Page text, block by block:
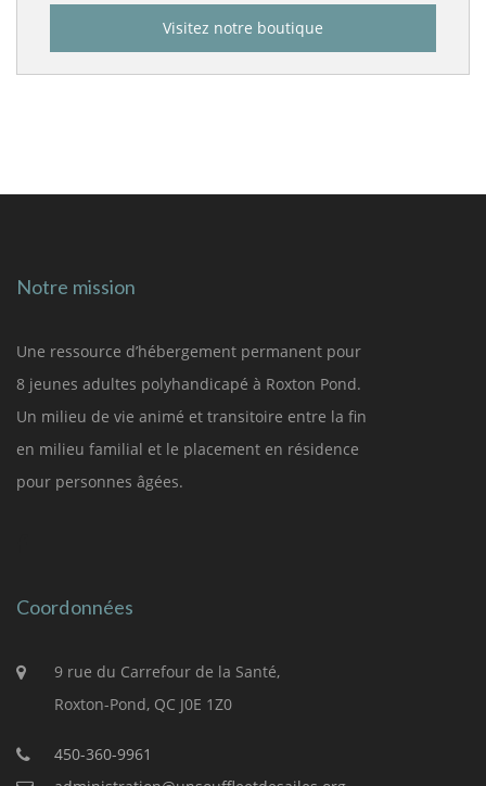
Visitez notre boutique
Notre mission
Une ressource d’hébergement permanent pour
8 jeunes adultes polyhandicapé à Roxton Pond.
Un milieu de vie animé et transitoire entre la fin
en milieu familial et le placement en résidence
pour personnes âgées.
Coordonnées
9 rue du Carrefour de la Santé,
Roxton-Pond, QC J0E 1Z0
450-360-9961